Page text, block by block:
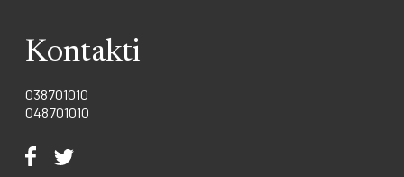
Kontakti
038701010
048701010